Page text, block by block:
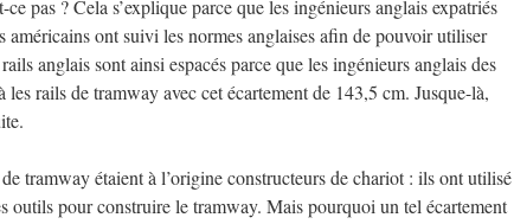
ce pas ? Cela s’explique parce que les ingénieurs anglais expatriés
américains ont suivi les normes anglaises afin de pouvoir utiliser
anglais sont ainsi espacés parce que les ingénieurs anglais des
rails de tramway avec cet écartement de 143,5 cm. Jusque-là,
tramway étaient à l’origine constructeurs de chariot : ils ont utilisé
outils pour construire le tramway. Mais pourquoi un tel écartement